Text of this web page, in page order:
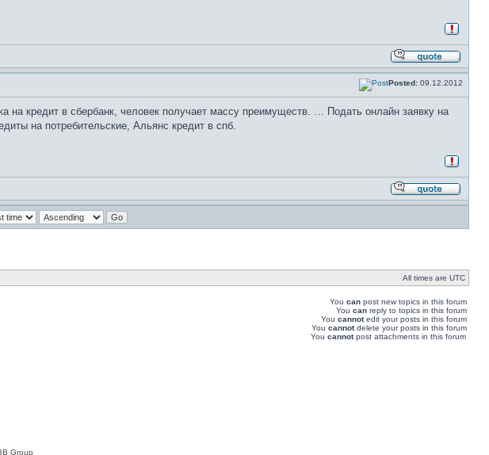
Posted: 09.12.2012
на кредит в сбербанк, человек получает массу преимуществ. … Подать онлайн заявку на
на потребительские, Альянс кредит в спб.
All times are UTC
You can post new topics in this forum
You can reply to topics in this forum
You cannotedit your posts in this forum
You cannotdelete your posts in this forum
You cannotpost attachments in this forum
Group